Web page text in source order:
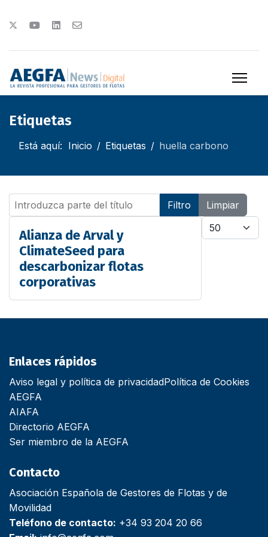
Etiquetas
Está aquí: Inicio Etiquetas huella carbono
Introduzca parte del título Filtro
Limpiar
Cantidad
Alianza de Arval y
ClimateSeed para
descarbonizar flotas
corporativas
Enlaces rápidos
Aviso legal y política de privacidadPolítica de Cookies
AEGFA
AIAFA
Directorio AEGFA
Ser miembro de la AEGFA
Contacto
Asociación Española de Gestores de Flotas y de
Movilidad
Teléfono de contacto: +34 93 204 20 66